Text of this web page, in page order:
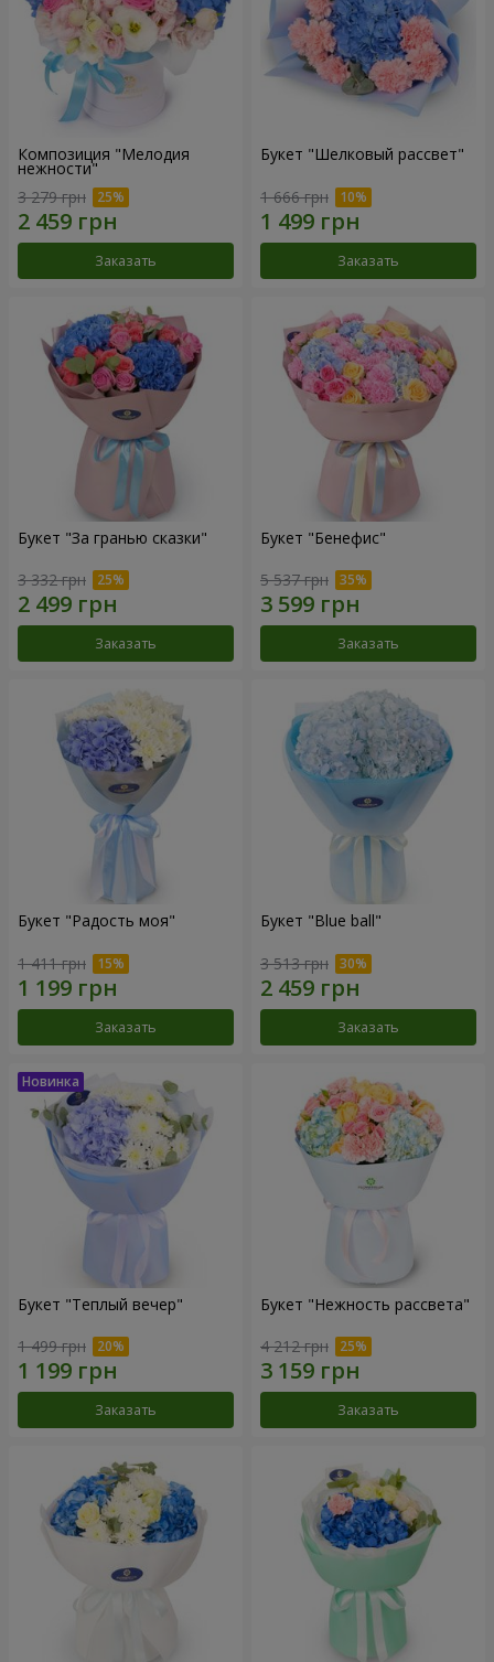
Композиция "Мелодия
нежности"
3 279 грн
Заказать
Букет "Шелковый рассвет"
1 666 грн
Заказать
Букет "За гранью сказки"
3 332 грн
Заказать
Букет "Бенефис"
5 537 грн
Заказать
Букет "Радость моя"
1 411 грн
Заказать
Букет "Blue ball"
3 513 грн
Заказать
Букет "Теплый вечер"
1 499 грн
Заказать
Букет "Нежность рассвета"
4 212 грн
Заказать